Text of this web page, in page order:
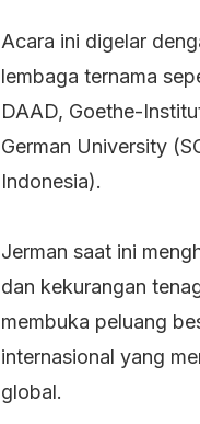
Acara ini digelar
lembaga ternama
DAAD, Goethe-
German University
Indonesia).
Jerman saat ini
dan kekurangan
membuka peluang
internasional yang
global.